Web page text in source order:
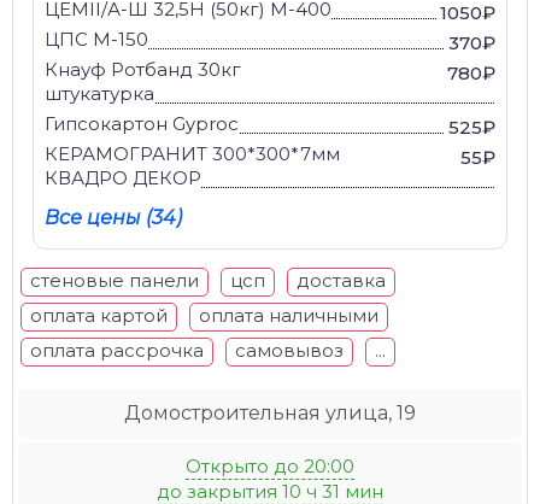
ЦЕМII/А-Ш 32,5Н (50кг) М-400
1050₽
ЦПС М-150
370₽
Кнауф Ротбанд 30кг
штукатурка
780₽
Гипсокартон Gyproc
525₽
КЕРАМОГРАНИТ 300*300*7мм
КВАДРО ДЕКОР
55₽
Все цены (34)
стеновые панели цсп
доставка
оплата картой
оплата наличными
оплата рассрочка
самовывоз ...
Домостроительная улица, 19
Открыто до 20:00
до закрытия 10 ч 31 мин